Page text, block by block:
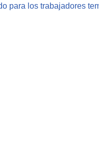
para los trabajadores